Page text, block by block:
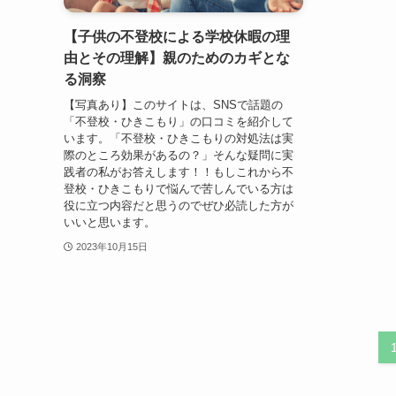
【子供の不登校による学校休暇の理
由とその理解】親のためのカギとな
る洞察
【写真あり】このサイトは、SNSで話題の
「不登校・ひきこもり」の口コミを紹介して
います。「不登校・ひきこもりの対処法は実
際のところ効果があるの？」そんな疑問に実
践者の私がお答えします！！もしこれから不
登校・ひきこもりで悩んで苦しんでいる方は
役に立つ内容だと思うのでぜひ必読した方が
いいと思います。
2023年10月15日
1